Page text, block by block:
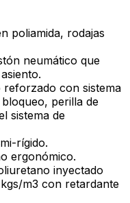
poliamida, rodajas
neumático que
reforzado con sistema
perilla de
sistema de
rígido.
ergonómico.
inyectado
m3 con retardante